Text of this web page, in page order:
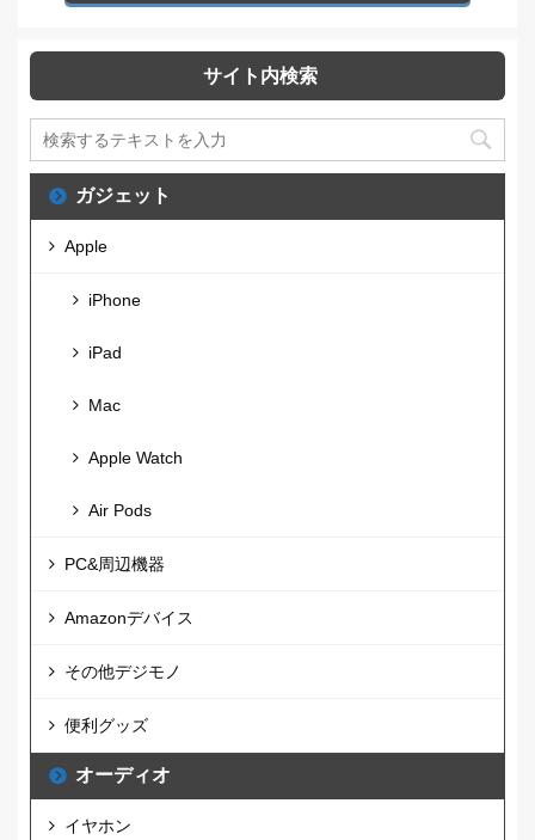
サイト内検索
ガジェット
Apple
iPhone
iPad
Mac
Apple Watch
Air Pods
PC&周辺機器
Amazonデバイス
その他デジモノ
便利グッズ
オーディオ
イヤホン